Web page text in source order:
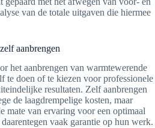
van de totale uitgaven die hiermee
aanbrengen
het aanbrengen van warmtewerende
te doen of te kiezen voor professionele
resultaten. Zelf aanbrengen
de laagdrempelige kosten, maar
mate van ervaring voor een optimaal
vaak garantie op hun werk.